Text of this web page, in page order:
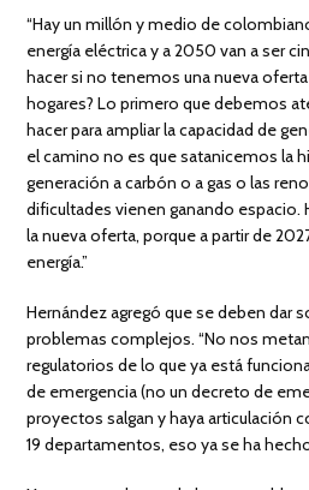
“Hay un millón y medio de
energía eléctrica y a 2050 van a ser
hacer si no tenemos una nueva
hogares? Lo primero que debemos
hacer para ampliar la capacidad de
el camino no es que satanicemos la
generación a carbón o a gas o las
dificultades vienen ganando espacio.
la nueva oferta, porque a partir de
energía.”
Hernández agregó que se deben dar
problemas complejos. “No nos
regulatorios de lo que ya está
de emergencia (no un decreto de
proyectos salgan y haya articulación
19 departamentos, eso ya se ha